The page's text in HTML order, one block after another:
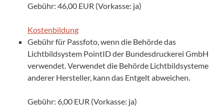
Gebühr: 46,00 EUR (Vorkasse: ja)
Kostenbildung
Gebühr für Passfoto, wenn die Behörde das
Lichtbildsystem PointID der Bundesdruckerei GmbH
verwendet. Verwendet die Behörde Lichtbildsysteme
anderer Hersteller, kann das Entgelt abweichen.
Gebühr: 6,00 EUR (Vorkasse: ja)